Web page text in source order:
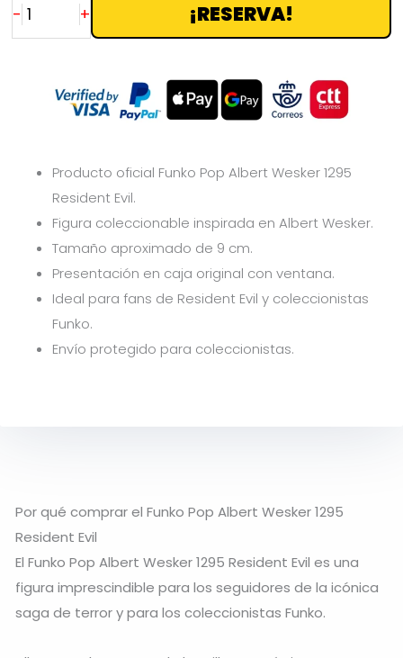
- + ¡RESERVA!
Producto oficial Funko Pop Albert Wesker 1295
Resident Evil.
Figura coleccionable inspirada en Albert Wesker.
Tamaño aproximado de 9 cm.
Presentación en caja original con ventana.
Ideal para fans de Resident Evil y coleccionistas
Funko.
Envío protegido para coleccionistas.
Por qué comprar el Funko Pop Albert Wesker 1295
Resident Evil
El Funko Pop Albert Wesker 1295 Resident Evil es una
figura imprescindible para los seguidores de la icónica
saga de terror y para los coleccionistas Funko.